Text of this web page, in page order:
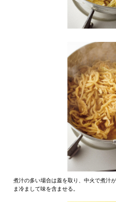
煮汁の多い場合は蓋を取り、中火で煮汁
ま冷まして味を含ませる。